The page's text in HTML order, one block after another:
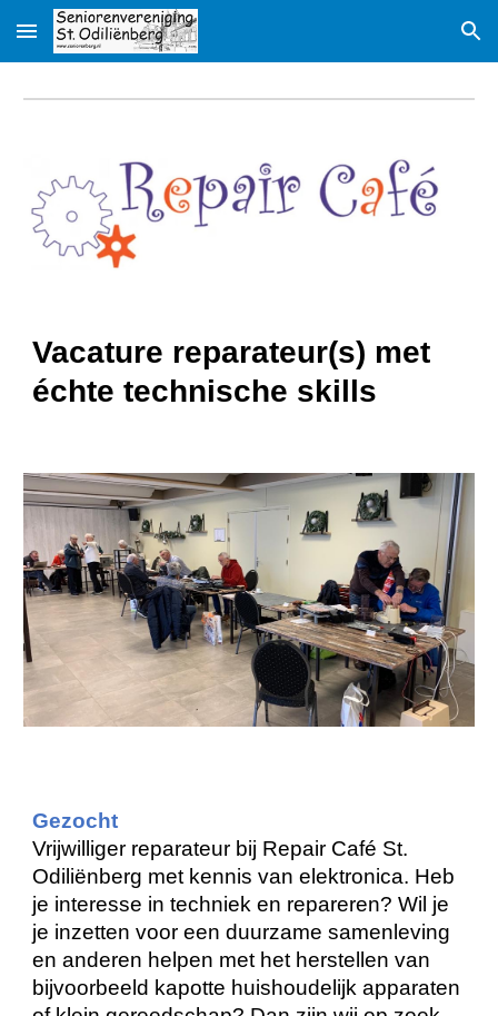
Skip to main content Skip to navigation
Vacature reparateur(s) met
échte technische skills
Gezocht
Vrijwilliger reparateur bij Repair Café St.
Odiliënberg met kennis van elektronica. Heb
je interesse in techniek en repareren? Wil je
je inzetten voor een duurzame samenleving
en anderen helpen met het herstellen van
bijvoorbeeld kapotte huishoudelijk apparaten